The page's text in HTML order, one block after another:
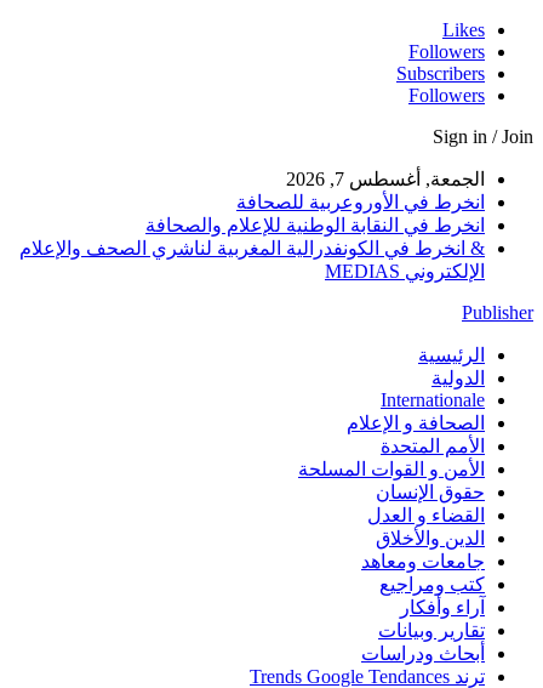
Likes
Followers
Subscribers
Followers
Sign in / Join
الجمعة, أغسطس 7, 2026
انخرط في الأوروعربية للصحافة
انخرط في النقابة الوطنية للإعلام والصحافة
& انخرط في الكونفدرالية المغربية لناشري الصحف والإعلام
الإلكتروني MEDIAS
Publisher
الرئيسية
الدولية
Internationale
الصحافة و الإعلام
الأمم المتحدة
الأمن و القوات المسلحة
حقوق الإنسان
القضاء و العدل
الدين والأخلاق
جامعات ومعاهد
كتب ومراجيع
آراء وأفكار
تقارير وبيانات
أبحاث ودراسات
ترند Trends Google Tendances